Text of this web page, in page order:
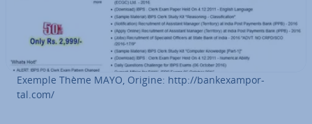
Exemple Thème MAYO, Origine: http://ban­kexam­por­
tal.com/